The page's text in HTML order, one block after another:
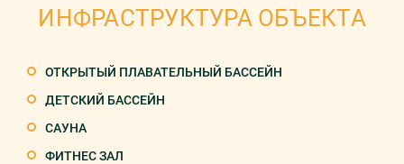
ИНФРАСТРУКТУРА ОБЪЕКТА
ОТКРЫТЫЙ ПЛАВАТЕЛЬНЫЙ БАССЕЙН
ДЕТСКИЙ БАССЕЙН
САУНА
ФИТНЕС ЗАЛ